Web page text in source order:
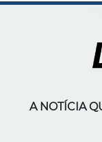
A NOTÍCIA